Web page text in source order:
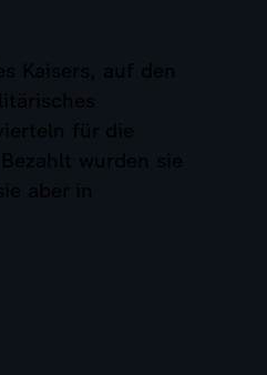
Kaisers, auf den
für die
wurden sie
aber in